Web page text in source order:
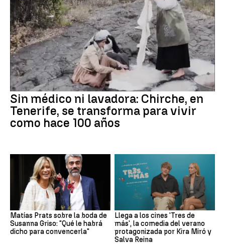
Sin médico ni lavadora: Chirche, en
Tenerife, se transforma para vivir
como hace 100 años
Matías Prats sobre la boda de
Susanna Griso: "Qué le habrá
dicho para convencerla"
Llega a los cines 'Tres de
más', la comedia del verano
protagonizada por Kira Miró y
Salva Reina